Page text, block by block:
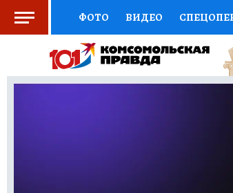
ФОТО ВИДЕО
СОЦПОДДЕРЖКА НАУКА
ВЫБОР ЭКСПЕРТОВ